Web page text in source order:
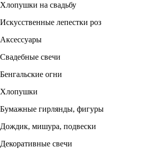
Хлопушки на свадьбу
Искусственные лепестки роз
Аксессуары
Свадебные свечи
Бенгальские огни
Хлопушки
Бумажные гирлянды, фигуры
Дождик, мишура, подвески
Декоративные свечи